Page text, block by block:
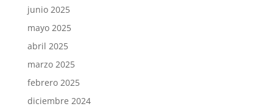
junio 2025
mayo 2025
abril 2025
marzo 2025
febrero 2025
diciembre 2024